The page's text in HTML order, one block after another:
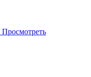
Просмотреть